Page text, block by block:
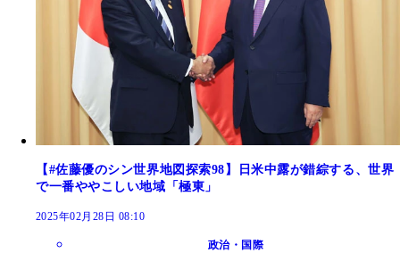
【#佐藤優のシン世界地図探索98】日米中露が錯綜する、世界
で一番ややこしい地域「極東」
2025年02月28日 08:10
政治・国際